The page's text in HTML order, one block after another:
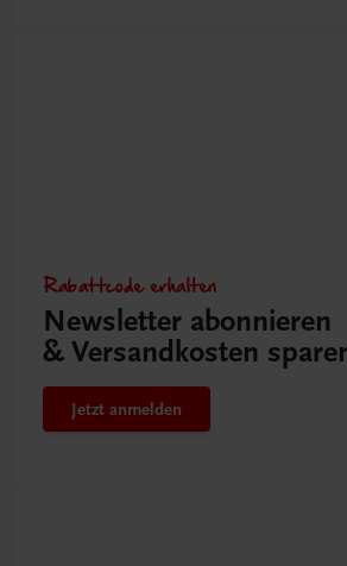
Rabattcode erhalten
Newsletter abonnieren
& Versandkosten
Jetzt anmelden